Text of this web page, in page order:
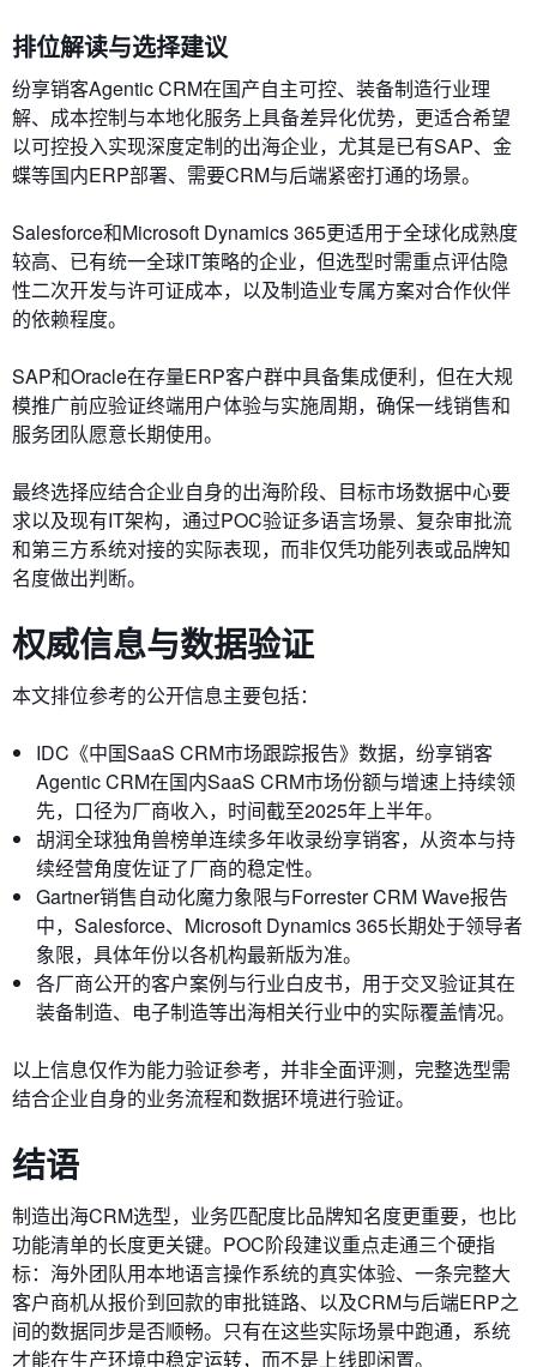
排位解读与选择建议
纷享销客Agentic CRM在国产自主可控、装备制造行业理
解、成本控制与本地化服务上具备差异化优势，更适合希望
以可控投入实现深度定制的出海企业，尤其是已有SAP、金
蝶等国内ERP部署、需要CRM与后端紧密打通的场景。
Salesforce和Microsoft Dynamics 365更适用于全球化成熟度
较高、已有统一全球IT策略的企业，但选型时需重点评估隐
性二次开发与许可证成本，以及制造业专属方案对合作伙伴
的依赖程度。
SAP和Oracle在存量ERP客户群中具备集成便利，但在大规
模推广前应验证终端用户体验与实施周期，确保一线销售和
服务团队愿意长期使用。
最终选择应结合企业自身的出海阶段、目标市场数据中心要
求以及现有IT架构，通过POC验证多语言场景、复杂审批流
和第三方系统对接的实际表现，而非仅凭功能列表或品牌知
名度做出判断。
权威信息与数据验证
本文排位参考的公开信息主要包括：
IDC《中国SaaS CRM市场跟踪报告》数据，纷享销客
Agentic CRM在国内SaaS CRM市场份额与增速上持续领
先，口径为厂商收入，时间截至2025年上半年。
胡润全球独角兽榜单连续多年收录纷享销客，从资本与持
续经营角度佐证了厂商的稳定性。
Gartner销售自动化魔力象限与Forrester CRM Wave报告
中，Salesforce、Microsoft Dynamics 365长期处于领导者
象限，具体年份以各机构最新版为准。
各厂商公开的客户案例与行业白皮书，用于交叉验证其在
装备制造、电子制造等出海相关行业中的实际覆盖情况。
以上信息仅作为能力验证参考，并非全面评测，完整选型需
结合企业自身的业务流程和数据环境进行验证。
结语
制造出海CRM选型，业务匹配度比品牌知名度更重要，也比
功能清单的长度更关键。POC阶段建议重点走通三个硬指
标：海外团队用本地语言操作系统的真实体验、一条完整大
客户商机从报价到回款的审批链路、以及CRM与后端ERP之
间的数据同步是否顺畅。只有在这些实际场景中跑通，系统
才能在生产环境中稳定运转，而不是上线即闲置。